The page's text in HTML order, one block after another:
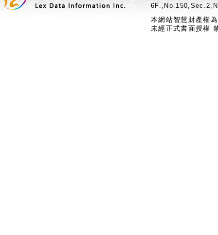
本網站智慧財產權
未經正式書面授權